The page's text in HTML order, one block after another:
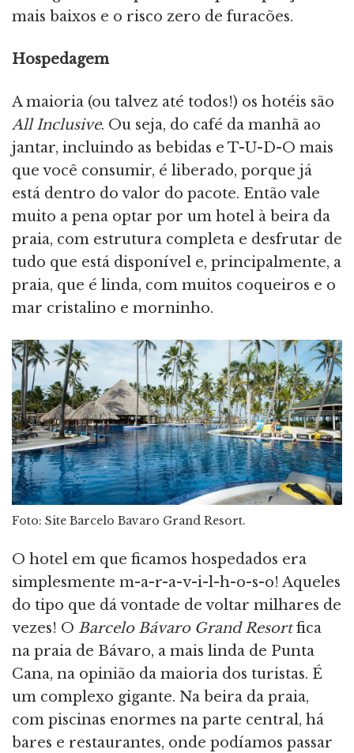
mais baixos e o risco zero de furacões.
Hospedagem
A maioria (ou talvez até todos!) os hotéis são
All Inclusive. Ou seja, do café da manhã ao
jantar, incluindo as bebidas e T-U-D-O mais
que você consumir, é liberado, porque já
está dentro do valor do pacote. Então vale
muito a pena optar por um hotel à beira da
praia, com estrutura completa e desfrutar de
tudo que está disponível e, principalmente, a
praia, que é linda, com muitos coqueiros e o
mar cristalino e morninho.
Foto: Site Barcelo Bavaro Grand Resort.
O hotel em que ficamos hospedados era
simplesmente m-a-r-a-v-i-l-h-o-s-o! Aqueles
do tipo que dá vontade de voltar milhares de
vezes! O Barcelo Bávaro Grand Resortfica
na praia de Bávaro, a mais linda de Punta
Cana, na opinião da maioria dos turistas. É
um complexo gigante. Na beira da praia,
com piscinas enormes na parte central, há
bares e restaurantes, onde podíamos passar